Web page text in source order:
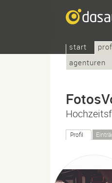
start
agenturen
Profil